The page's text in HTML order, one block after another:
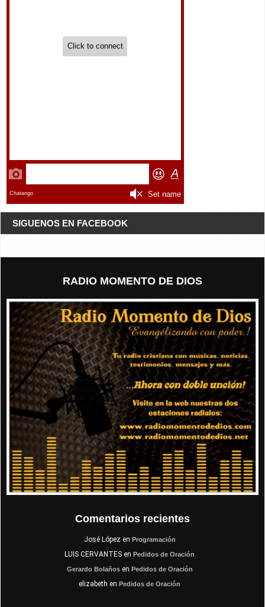
SIGUENOS EN FACEBOOK
RADIO MOMENTO DE DIOS
Comentarios recientes
José Lópezen Programación
LUIS CERVANTES en Pedidos de Oración
Gerardo Bolañosen Pedidos de Oración
elizabeth en Pedidos de Oración